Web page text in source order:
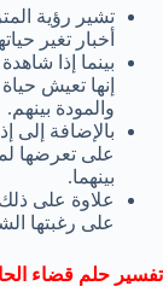
تشير رؤية
أخبار تغير
بينما إذا
إنها تعيش
والمودة بينهم.
بالإضافة إلى
على تعرضها
بينهما.
علاوة على
على رغبتها
تفسير حلم قضاء